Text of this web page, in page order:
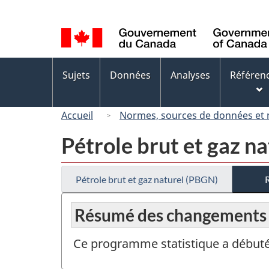
de
la
langue
des
Sujets Données Analyses
Accueil Normes, sources de données et
Pétrole brut et gaz
Pétrole brut et gaz naturel (PBGN)
Résumé des changements
Ce programme statistique a